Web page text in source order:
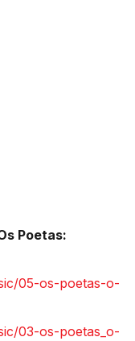
Poetas:
05-os-poetas-o-
03-os-poetas_o-